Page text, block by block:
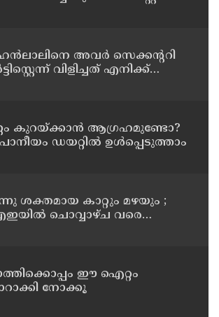
അവര്‍ സെക്കന്ററി
വിളിച്ചത് എനിക്ക്
കുറയ്ക്കാൻ ആഗ്രഹമുണ്ടോ?
ഡയറ്റിൽ ഉൾപ്പെടുത്താം
ശക്തമായ കാറ്റും മഴയും ;
ചൊവ്വാഴ്ച വരെ
ഈ ഐറ്റം
നോക്കൂ